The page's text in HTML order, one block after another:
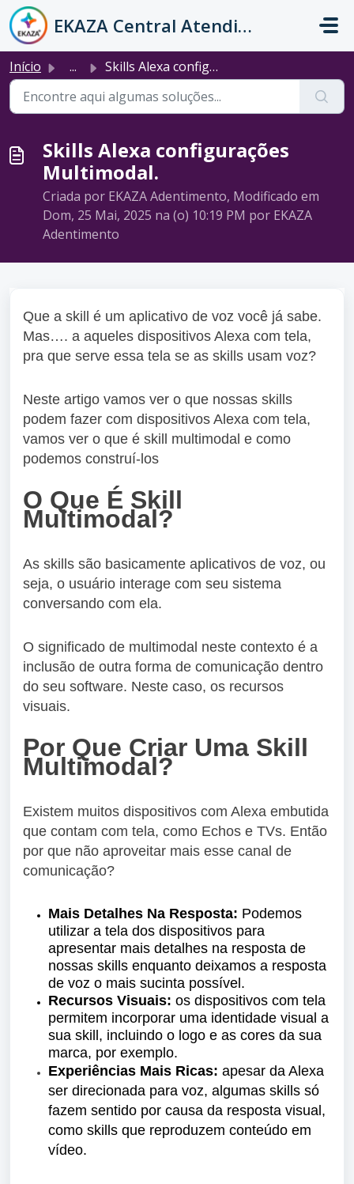
Ir para o conteúdo principal
EKAZA Central Atendimento
Início ... Skills Alexa configurações Multimodal.
Skills Alexa configurações
Multimodal.
Criada por EKAZA Adentimento, Modificado em
Dom, 25 Mai, 2025 na (o) 10:19 PM por EKAZA
Adentimento
Que a skill é um aplicativo de voz você já sabe.
Mas…. a aqueles dispositivos Alexa com tela,
pra que serve essa tela se as skills usam voz?
Neste artigo vamos ver o que nossas skills
podem fazer com dispositivos Alexa com tela,
vamos ver o que é skill multimodal e como
podemos construí-los
O Que É Skill
Multimodal?
As skills são basicamente aplicativos de voz, ou
seja, o usuário interage com seu sistema
conversando com ela.
O significado de multimodal neste contexto é a
inclusão de outra forma de comunicação dentro
do seu software. Neste caso, os recursos
visuais.
Por Que Criar Uma Skill
Multimodal?
Existem muitos dispositivos com Alexa embutida
que contam com tela, como Echos e TVs. Então
por que não aproveitar mais esse canal de
comunicação?
Mais Detalhes Na Resposta: Podemos
utilizar a tela dos dispositivos para
apresentar mais detalhes na resposta de
nossas skills enquanto deixamos a resposta
de voz o mais sucinta possível.
Recursos Visuais: os dispositivos com tela
permitem incorporar uma identidade visual a
sua skill, incluindo o logo e as cores da sua
marca, por exemplo.
Experiências Mais Ricas: apesar da Alexa
ser direcionada para voz, algumas skills só
fazem sentido por causa da resposta visual,
como skills que reproduzem conteúdo em
vídeo.